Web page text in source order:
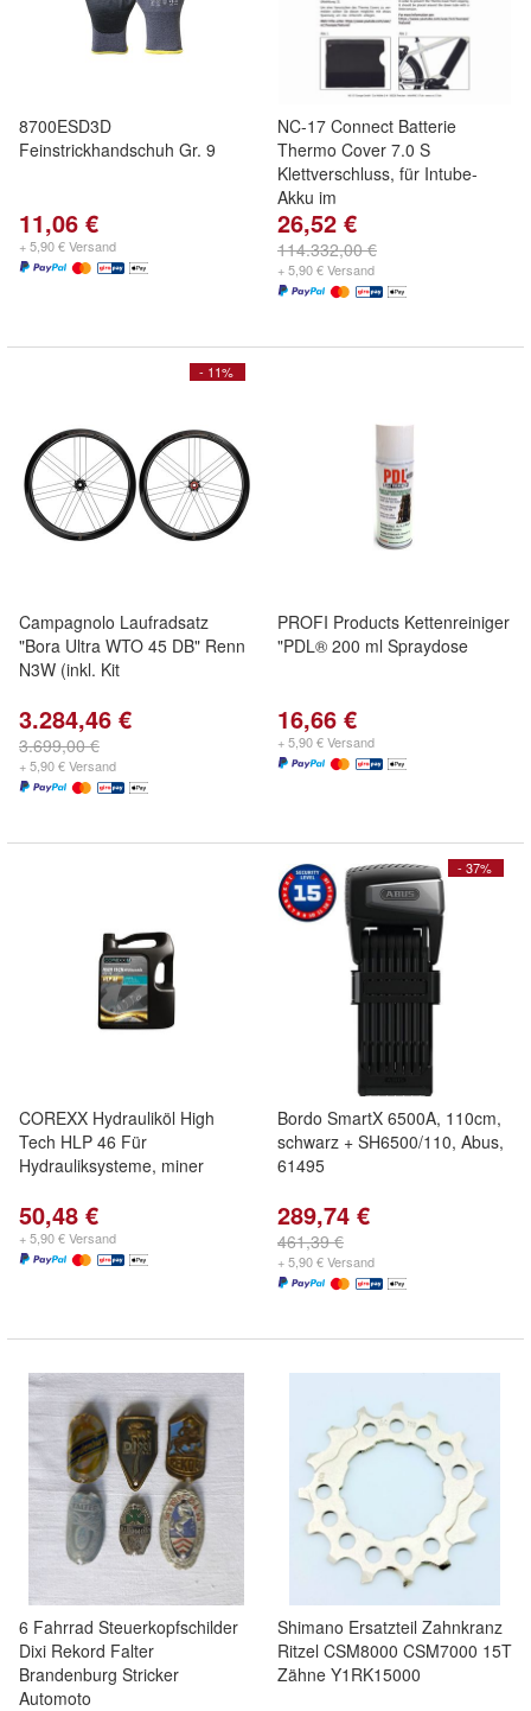
8700ESD3D
Feinstrickhandschuh Gr. 9
11,06 €
+ 5,90 € Versand
NC-17 Connect Batterie
Thermo Cover 7.0 S
Klettverschluss, für Intube-
Akku im
26,52 €
114.332,00 €
+ 5,90 € Versand
- 11%
Campagnolo Laufradsatz
"Bora Ultra WTO 45 DB" Renn
N3W (inkl. Kit
3.284,46 €
3.699,00 €
+ 5,90 € Versand
PROFI Products Kettenreiniger
"PDL® 200 ml Spraydose
16,66 €
+ 5,90 € Versand
COREXX Hydrauliköl High
Tech HLP 46 Für
Hydrauliksysteme, miner
50,48 €
+ 5,90 € Versand
- 37%
Bordo SmartX 6500A, 110cm,
schwarz + SH6500/110, Abus,
61495
289,74 €
461,39 €
+ 5,90 € Versand
6 Fahrrad Steuerkopfschilder
Dixi Rekord Falter
Brandenburg Stricker
Automoto
Shimano Ersatzteil Zahnkranz
Ritzel CSM8000 CSM7000 15T
Zähne Y1RK15000